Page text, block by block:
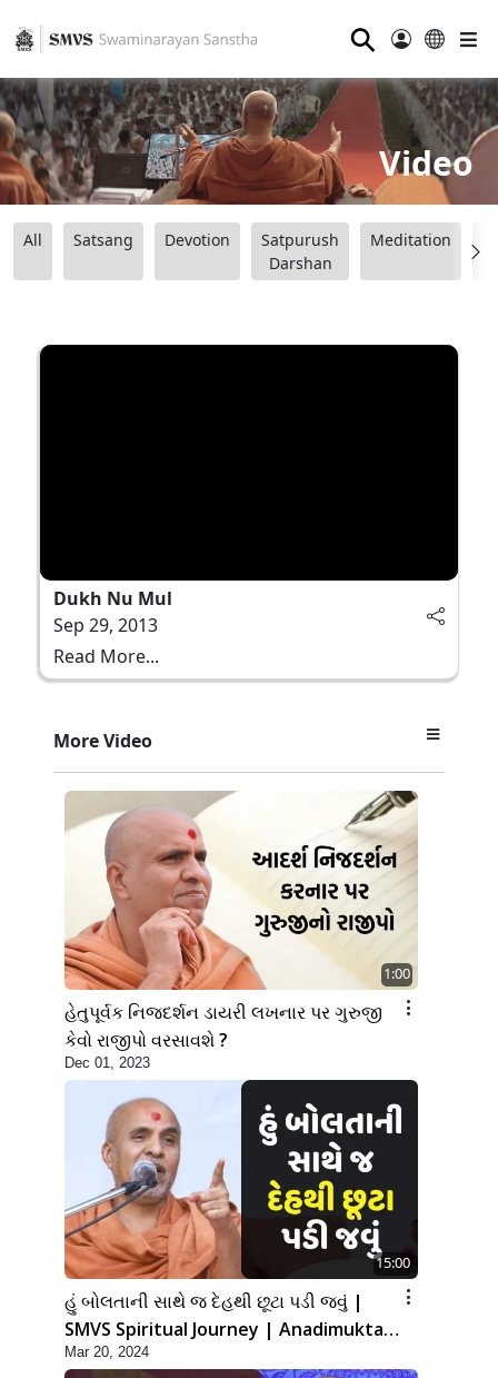
⚲
Video
All Satsang Devotion
Satpurush
Darshan
Meditation
Dukh Nu Mul
Sep 29, 2013
Read More...
More Video
1:00
હેતુપૂર્વક નિજદર્શન ડાયરી લખનાર પર ગુરુજી
કેવો રાજીપો વરસાવશે ?
Dec 01, 2023
15:00
હું બોલતાની સાથે જ દેહથી છૂટા પડી જવું |
SMVS Spiritual Journey | Anadimukta
Gyan
Mar 20, 2024